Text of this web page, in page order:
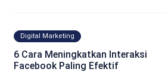
Digital Marketing
6 Cara Meningkatkan Interaksi
Facebook Paling Efektif